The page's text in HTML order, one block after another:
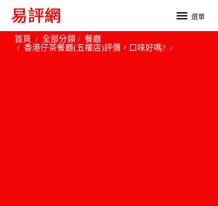
選單
首頁 全部分類
餐廳
香港仔茶餐廳(五權店)評價，口味好嗎?